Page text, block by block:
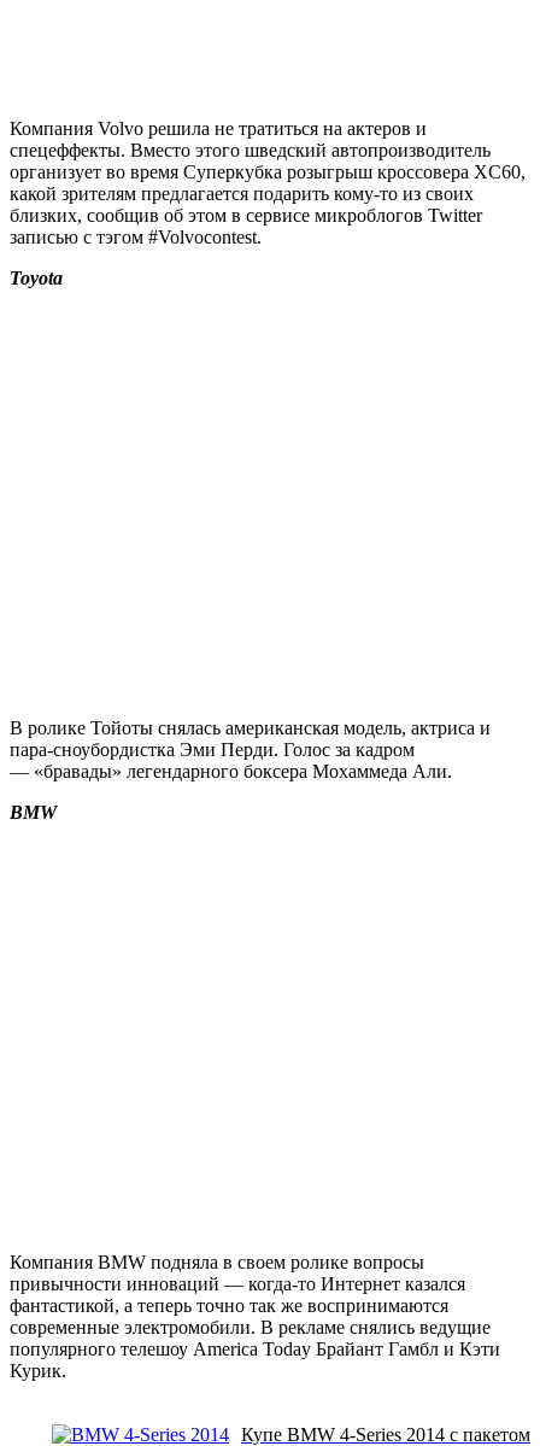
Компания Volvo решила не тратиться на актеров и
спецеффекты. Вместо этого шведский автопроизводитель
организует во время Суперкубка розыгрыш кроссовера XC60,
какой зрителям предлагается подарить кому-то из своих
близких, сообщив об этом в сервисе микроблогов Twitter
записью с тэгом #Volvocontest.
Toyota
В ролике Тойоты снялась американская модель, актриса и
пара-сноубордистка Эми Перди. Голос за кадром
— «бравады» легендарного боксера Мохаммеда Али.
BMW
Компания BMW подняла в своем ролике вопросы
привычности инноваций — когда-то Интернет казался
фантастикой, а теперь точно так же воспринимаются
современные электромобили. В рекламе снялись ведущие
популярного телешоу America Today Брайант Гамбл и Кэти
Курик.
Купе BMW 4-Series 2014 с пакетом